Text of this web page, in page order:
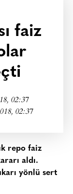
faiz
02:37
02:37
repo faiz
aldı.
yönlü sert